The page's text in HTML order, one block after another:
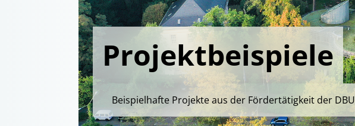
Projektbeispiele
Beispielhafte Projekte aus der Fördertätigkeit der DBU